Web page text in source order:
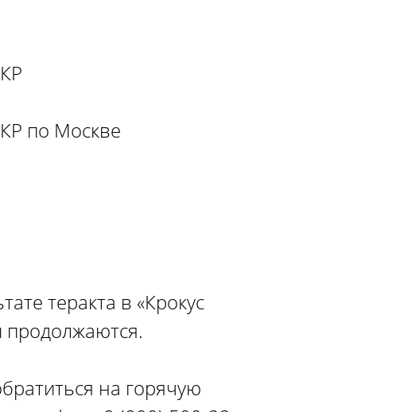
по Москве
теракта в «Крокус
продолжаются.
на горячую